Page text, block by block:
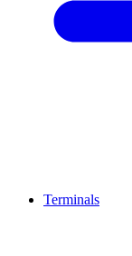
Terminals